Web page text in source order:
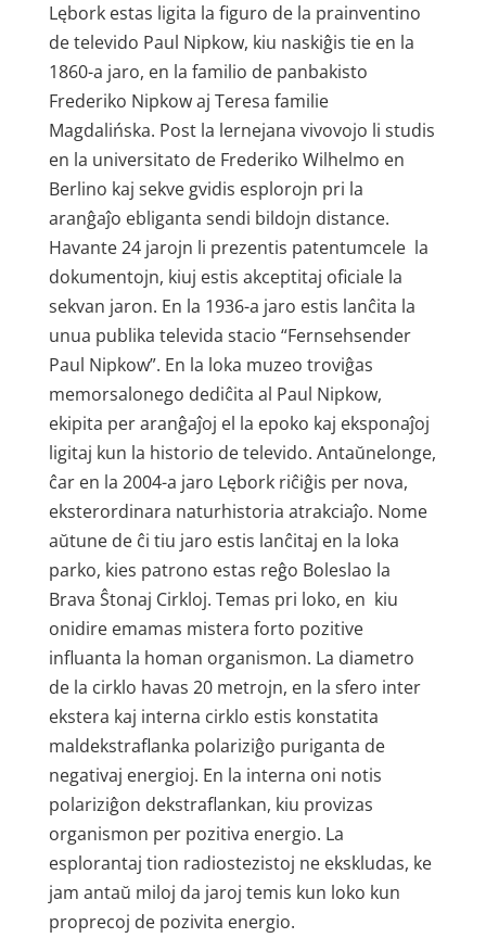
Lębork estas ligita la figuro de la prainventino
de televido Paul Nipkow, kiu naskiĝis tie en la
1860-a jaro, en la familio de panbakisto
Frederiko Nipkow aj Teresa familie
Magdalińska. Post la lernejana vivovojo li studis
en la universitato de Frederiko Wilhelmo en
Berlino kaj sekve gvidis esplorojn pri la
aranĝaĵo ebliganta sendi bildojn distance.
Havante 24 jarojn li prezentis patentumcele la
dokumentojn, kiuj estis akceptitaj oficiale la
sekvan jaron. En la 1936-a jaro estis lanĉita la
unua publika televida stacio “Fernsehsender
Paul Nipkow”. En la loka muzeo troviĝas
memorsalonego dediĉita al Paul Nipkow,
ekipita per aranĝaĵoj el la epoko kaj eksponaĵoj
ligitaj kun la historio de televido. Antaŭnelonge,
ĉar en la 2004-a jaro Lębork riĉiĝis per nova,
eksterordinara naturhistoria atrakciaĵo. Nome
aŭtune de ĉi tiu jaro estis lanĉitaj en la loka
parko, kies patrono estas reĝo Boleslao la
Brava Ŝtonaj Cirkloj. Temas pri loko, en kiu
onidire emamas mistera forto pozitive
influanta la homan organismon. La diametro
de la cirklo havas 20 metrojn, en la sfero inter
ekstera kaj interna cirklo estis konstatita
maldekstraflanka polariziĝo puriganta de
negativaj energioj. En la interna oni notis
polariziĝon dekstraflankan, kiu provizas
organismon per pozitiva energio. La
esplorantaj tion radiostezistoj ne ekskludas, ke
jam antaŭ miloj da jaroj temis kun loko kun
proprecoj de pozivita energio.